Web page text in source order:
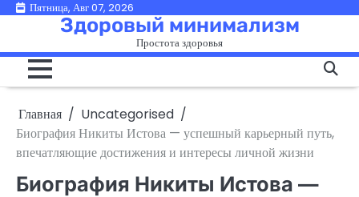
ПерейтиПятница, Авг 07, 2026
Здоровый минимализм
Простота здоровья
Главная
Uncategorised
Биография Никиты Истова — успешный карьерный путь,
впечатляющие достижения и интересы личной жизни
Биография Никиты Истова —